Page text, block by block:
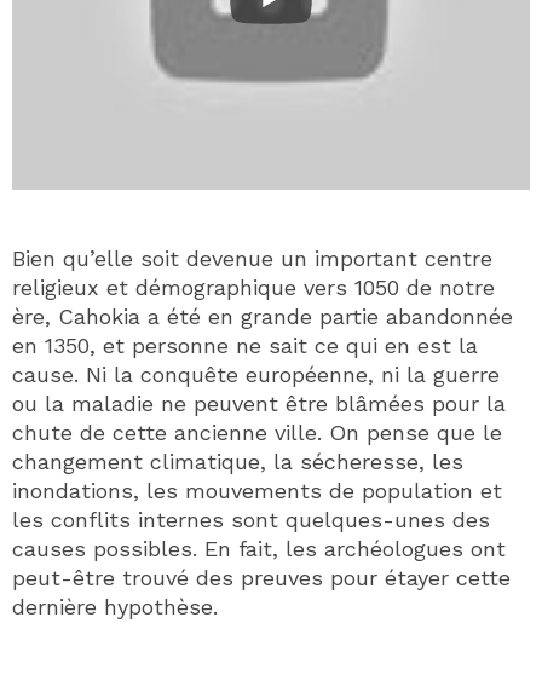
Bien qu’elle soit devenue un important centre
religieux et démographique vers 1050 de notre
ère, Cahokia a été en grande partie abandonnée
en 1350, et personne ne sait ce qui en est la
cause. Ni la conquête européenne, ni la guerre
ou la maladie ne peuvent être blâmées pour la
chute de cette ancienne ville. On pense que le
changement climatique, la sécheresse, les
inondations, les mouvements de population et
les conflits internes sont quelques-unes des
causes possibles. En fait, les archéologues ont
peut-être trouvé des preuves pour étayer cette
dernière hypothèse.